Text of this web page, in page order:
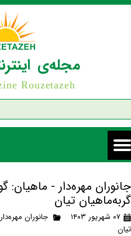
مجله‌ی
Rouzetazeh
جانوران مهره‌دار - ماهیان:
گربه‌ماهیان تیان
۰۷ شهریور ۱۴۰۳ جانوران
تیان